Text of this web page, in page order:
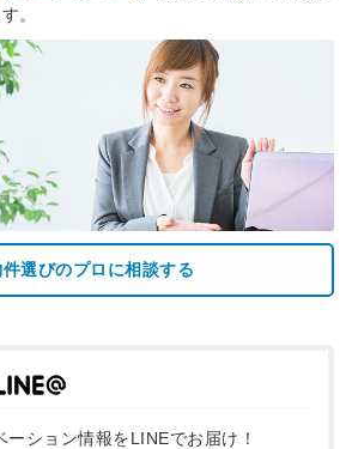
。
選びのプロに相談する
ーション情報をLINEでお届け！